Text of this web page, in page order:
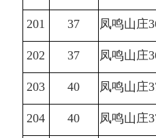
201 37 凤鸣山庄
202 37 凤鸣山庄
203 40 凤鸣山庄
204 40 凤鸣山庄